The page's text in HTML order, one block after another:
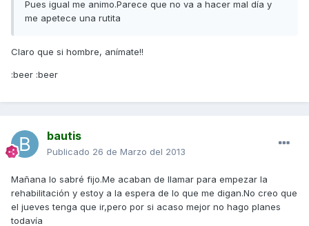
Pues igual me animo.Parece que no va a hacer mal día y
me apetece una rutita
Claro que si hombre, anímate!!
:beer :beer
bautis
Publicado 26 de Marzo del 2013
Mañana lo sabré fijo.Me acaban de llamar para empezar la
rehabilitación y estoy a la espera de lo que me digan.No creo que
el jueves tenga que ir,pero por si acaso mejor no hago planes
todavía